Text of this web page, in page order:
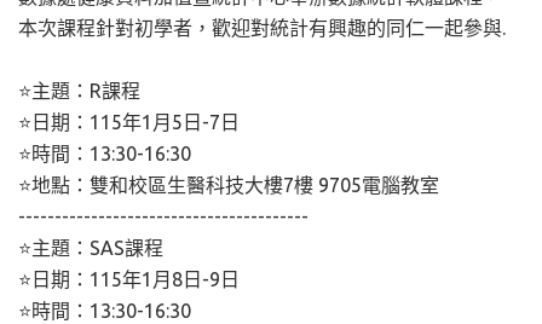
本次課程針對初學者，歡迎對統計有興趣的同仁一起參與.
⭐️主題：R課程
⭐️日期：115年1月5日-7日
⭐️時間：13:30-16:30
⭐️地點：雙和校區生醫科技大樓7樓 9705電腦教室
----------------------------------------
⭐️主題：SAS課程
⭐️日期：115年1月8日-9日
⭐️時間：13:30-16:30